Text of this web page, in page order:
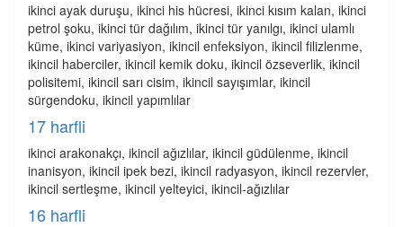
ikinci ayak duruşu, ikinci his hücresi, ikinci kısım kalan, ikinci
petrol şoku, ikinci tür dağılım, ikinci tür yanılgı, ikinci ulamlı
küme, ikinci variyasiyon, ikincil enfeksiyon, ikincil filizlenme,
ikincil haberciler, ikincil kemik doku, ikincil özseverlik, ikincil
polisitemi, ikincil sarı cisim, ikincil sayışımlar, ikincil
sürgendoku, ikincil yapımlılar
17 harfli
ikinci arakonakçı, ikincil ağızlılar, ikincil güdülenme, ikincil
inanisyon, ikincil ipek bezi, ikincil radyasyon, ikincil rezervler,
ikincil sertleşme, ikincil yelteyici, ikincil-ağızlılar
16 harfli